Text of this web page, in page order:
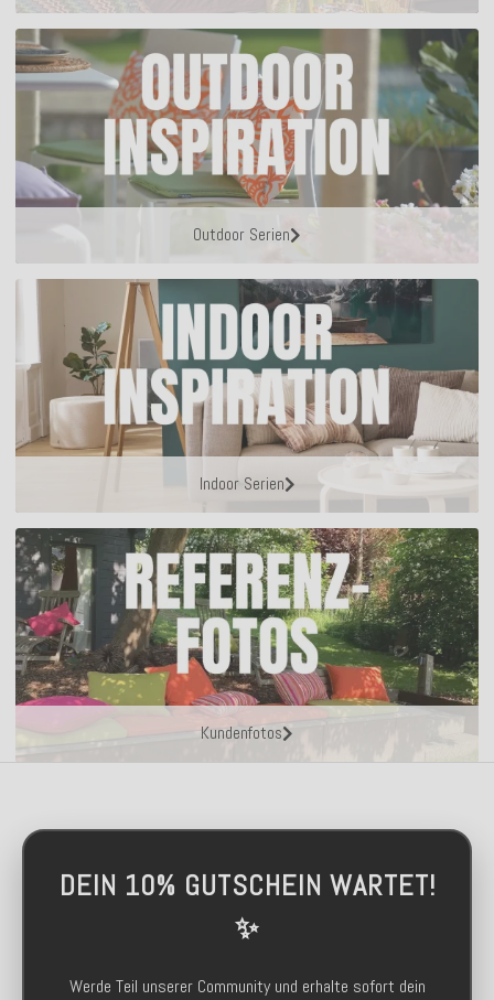
Outdoor Serien
Indoor Serien
Kundenfotos
DEIN 10% GUTSCHEIN WARTET!
✨
Werde Teil unserer Community und erhalte sofort dein